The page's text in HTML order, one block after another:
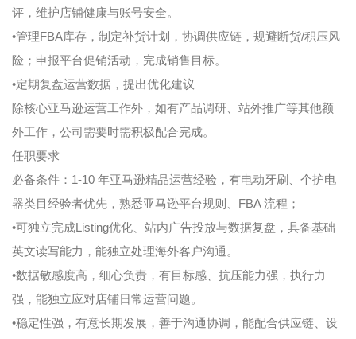
评，维护店铺健康与账号安全。
•管理FBA库存，制定补货计划，协调供应链，规避断货/积压风
险；申报平台促销活动，完成销售目标。
•定期复盘运营数据，提出优化建议
除核心亚马逊运营工作外，如有产品调研、站外推广等其他额
外工作，公司需要时需积极配合完成。
任职要求
必备条件：1-10 年亚马逊精品运营经验，有电动牙刷、个护电
器类目经验者优先，熟悉亚马逊平台规则、FBA 流程；
•可独立完成Listing优化、站内广告投放与数据复盘，具备基础
英文读写能力，能独立处理海外客户沟通。
•数据敏感度高，细心负责，有目标感、抗压能力强，执行力
强，能独立应对店铺日常运营问题。
•稳定性强，有意长期发展，善于沟通协调，能配合供应链、设